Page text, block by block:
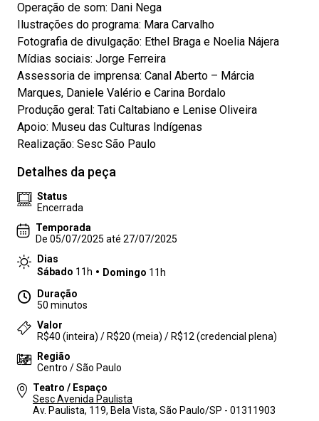
Operação de som: Dani Nega
Ilustrações do programa: Mara Carvalho
Fotografia de divulgação: Ethel Braga e Noelia Nájera
Mídias sociais: Jorge Ferreira
Assessoria de imprensa: Canal Aberto – Márcia
Marques, Daniele Valério e Carina Bordalo
Produção geral: Tati Caltabiano e Lenise Oliveira
Apoio: Museu das Culturas Indígenas
Realização: Sesc São Paulo
Detalhes da peça
Status
Encerrada
Temporada
De 05/07/2025 até 27/07/2025
Dias
Sábado 11h Domingo 11h
Duração
50 minutos
Valor
R$40 (inteira) / R$20 (meia) / R$12 (credencial plena)
Região
Centro / São Paulo
Teatro / Espaço
Sesc Avenida Paulista
Av. Paulista, 119, Bela Vista, São Paulo/SP - 01311903